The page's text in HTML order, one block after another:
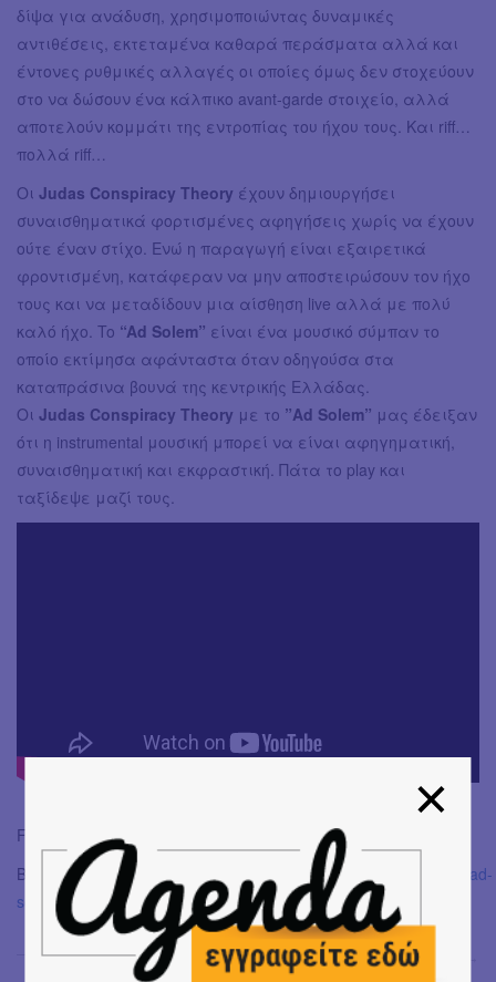
δίψα για ανάδυση, χρησιμοποιώντας δυναμικές
αντιθέσεις, εκτεταμένα καθαρά περάσματα αλλά και
έντονες ρυθμικές αλλαγές οι οποίες όμως δεν στοχεύουν
στο να δώσουν ένα κάλπικο avant-garde στοιχείο, αλλά
αποτελούν κομμάτι της εντροπίας του ήχου τους. Και riff…
πολλά riff…
Οι Judas Conspiracy Theory έχουν δημιουργήσει
συναισθηματικά φορτισμένες αφηγήσεις χωρίς να έχουν
ούτε έναν στίχο. Ενώ η παραγωγή είναι εξαιρετικά
φροντισμένη, κατάφεραν να μην αποστειρώσουν τον ήχο
τους και να μεταδίδουν μια αίσθηση live αλλά με πολύ
καλό ήχο. To “Ad Solem” είναι ένα μουσικό σύμπαν το
οποίο εκτίμησα αφάνταστα όταν οδηγούσα στα
καταπράσινα βουνά της κεντρικής Ελλάδας.
Οι Judas Conspiracy Theory με το ”Ad Solem” μας έδειξαν
ότι η instrumental μουσική μπορεί να είναι αφηγηματική,
συναισθηματική και εκφραστική. Πάτα το play και
ταξίδεψε μαζί τους.
Facebook:
https://www.facebook.com/JudasConspiracyTheory
Bandcamp:
https://judasconspiracytheory.bandcamp.com/album/ad-
solem
Βαγγέλης Γιαννακόπουλος